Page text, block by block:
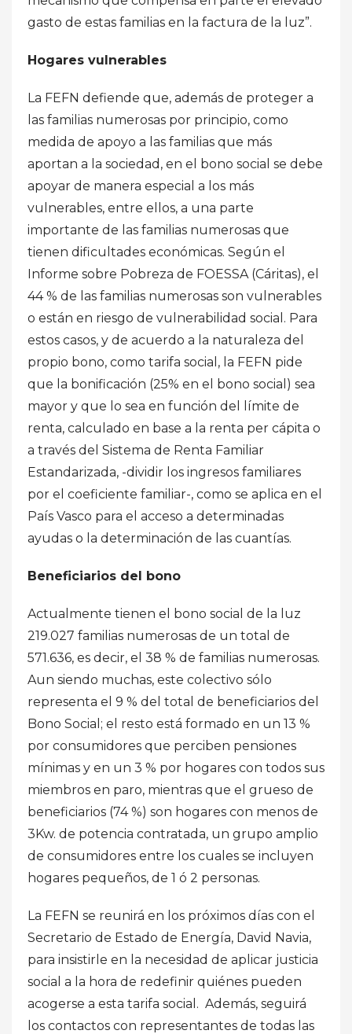
gasto de estas familias en la factura de la luz”.
Hogares vulnerables
La FEFN defiende que, además de proteger a
las familias numerosas por principio, como
medida de apoyo a las familias que más
aportan a la sociedad, en el bono social se debe
apoyar de manera especial a los más
vulnerables, entre ellos, a una parte
importante de las familias numerosas que
tienen dificultades económicas. Según el
Informe sobre Pobreza de FOESSA (Cáritas), el
44 % de las familias numerosas son vulnerables
o están en riesgo de vulnerabilidad social. Para
estos casos, y de acuerdo a la naturaleza del
propio bono, como tarifa social, la FEFN pide
que la bonificación (25% en el bono social) sea
mayor y que lo sea en función del límite de
renta, calculado en base a la renta per cápita o
a través del Sistema de Renta Familiar
Estandarizada, -dividir los ingresos familiares
por el coeficiente familiar-, como se aplica en el
País Vasco para el acceso a determinadas
ayudas o la determinación de las cuantías.
Beneficiarios del bono
Actualmente tienen el bono social de la luz
219.027 familias numerosas de un total de
571.636, es decir, el 38 % de familias numerosas.
Aun siendo muchas, este colectivo sólo
representa el 9 % del total de beneficiarios del
Bono Social; el resto está formado en un 13 %
por consumidores que perciben pensiones
mínimas y en un 3 % por hogares con todos sus
miembros en paro, mientras que el grueso de
beneficiarios (74 %) son hogares con menos de
3Kw. de potencia contratada, un grupo amplio
de consumidores entre los cuales se incluyen
hogares pequeños, de 1 ó 2 personas.
La FEFN se reunirá en los próximos días con el
Secretario de Estado de Energía, David Navia,
para insistirle en la necesidad de aplicar justicia
social a la hora de redefinir quiénes pueden
acogerse a esta tarifa social. Además, seguirá
los contactos con representantes de todas las